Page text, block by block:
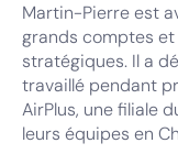
Martin-Pierre est
grands comptes
stratégiques. Il a
travaillé pendant
AirPlus, une filiale
leurs équipes en